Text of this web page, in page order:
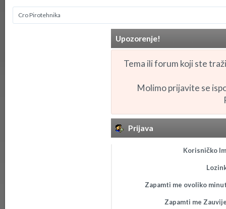
Cro Pirotehnika
Upozorenje!
Tema ili forum koji ste
Molimo prijavite se
Prijava
Korisničko
Zapamti me ovoliko
Zapamti me